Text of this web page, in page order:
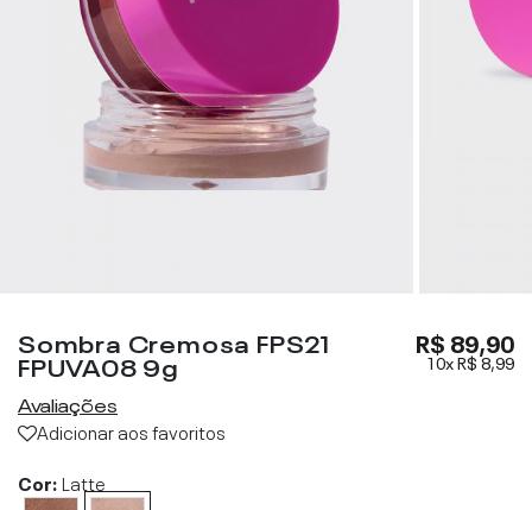
Sombra Cremosa FPS21
FPUVA08 9g
Avaliações
Adicionar aos favoritos
R$ 89,90
10xR$ 8,99
Cor:Latte